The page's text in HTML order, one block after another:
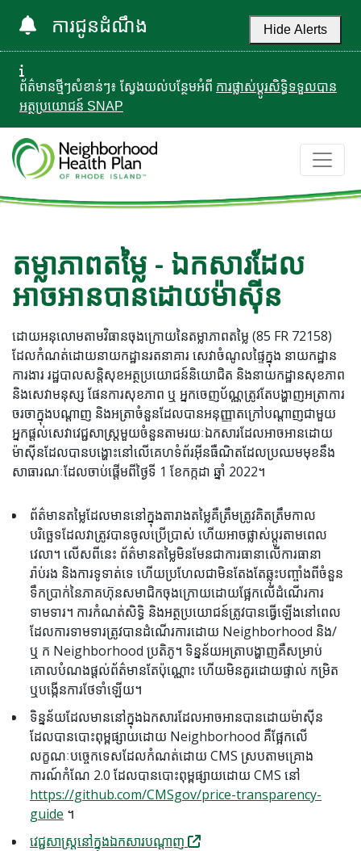
ការជូនដំណឹង Hide Alerts
ព័ត៌មានថ្មីៗសំខាន់ៗ៖ ស្វែងយល់បន្ថែមអំពី ការផ្លាស់ប្តូរសិទ្ធិទទួលបាន
អត្ថប្រយោជន៍ SNAP
តម្លាភាពតម្លៃ - ឯកសារដែល
អាចអានបានដោយម៉ាស៊ីន
ដោយអនុលោមតាមវិធានចុងក្រោយនៃតម្លាភាពតម្លៃ (85 FR 72158)
ដែលកំណត់ដោយនាយកដ្ឋានរតនាគារ សេវាចំណូលផ្ទៃក្នុង នាយកដ្ឋាន
ការងារ រដ្ឋបាលសន្តិសុខអត្ថប្រយោជន៍និយោជិត និងនាយកដ្ឋានសុខភាព
និងសេវាមនុស្ស ផែនការសុខភាព ឬ អ្នកចេញប័ណ្ណត្រូវតែបង្ហាញអត្រាការ
ចរចាក្នុងបណ្តាញ និងអត្រាចំនួនដែលបានអនុញ្ញាតក្រៅបណ្តាញជាមួយ
អ្នកផ្តល់សេវាវេជ្ជសាស្រ្តមួយចំនួនតាមរយៈឯកសារដែលអាចអានដោយ
ម៉ាស៊ីនដែលបានបង្ហោះនៅលើគេហទំព័រអ៊ីនធឺណិតដែលប្រឈមមុខនឹង
សាធារណៈដែលចាប់ផ្តើមពីថ្ងៃទី 1 ខែកក្កដា ឆ្នាំ 2022។
ព័ត៌មានតម្លៃដែលមាននៅក្នុងតារាងតម្លៃគឺត្រឹមត្រូវគិតត្រឹមកាល
បរិច្ឆេទដែលវាត្រូវបានចូលប្រើប្រាស់ ហើយអាចផ្លាស់ប្តូរតាមពេល
វេលា។ លើសពីនេះ ព័ត៌មានតម្លៃមិនមែនជាការធានាលើការធានា
រ៉ាប់រង និងការទូទាត់ទេ ហើយប្រហែលជាមិនតែងតែឆ្លុះបញ្ចាំងពីចំនួន
ទឹកប្រាក់នៃភាគហ៊ុនសមាជិកចុងក្រោយដោយផ្អែកលើដំណើរការ
ទាមទារ។ ការកំណត់សិទ្ធិ និងអត្ថប្រយោជន៍ត្រូវបានធ្វើឡើងនៅពេល
ដែលការទាមទារត្រូវបានដំណើរការដោយ Neighborhood និង/
ឬ ក Neighborhood ប្រតិភូ។ ទិន្នន័យអត្រាបង្ហាញគឺសម្រាប់
គោលបំណងផ្តល់ព័ត៌មានតែប៉ុណ្ណោះ ហើយមិនគួរដោយផ្ទាល់ កម្រិត
ឬបង្កើនការថែទាំឡើយ។
ទិន្នន័យដែលមាននៅក្នុងឯកសារដែលអាចអានបានដោយម៉ាស៊ីន
ដែលបានបោះពុម្ពផ្សាយដោយ Neighborhood គឺផ្អែកលើ
លក្ខណៈបច្ចេកទេសដែលកំណត់ដោយ CMS ស្របតាមគ្រោង
ការណ៍កំណែ 2.0 ដែលបានបោះពុម្ពផ្សាយដោយ CMS នៅ
https://github.com/CMSgov/price-transparency-
guide ។
វេជ្ជសាស្ត្រនៅក្នុងឯកសារបណ្តាញ